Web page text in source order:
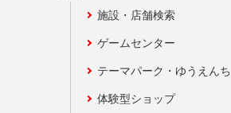
施設・店舗検索
ゲームセンター
テーマパーク・ゆうえんち
体験型ショップ